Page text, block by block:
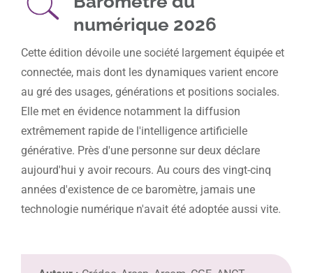
numérique 2026
Cette édition dévoile une société largement équipée et
connectée, mais dont les dynamiques varient encore
au gré des usages, générations et positions sociales.
Elle met en évidence notamment la diffusion
extrêmement rapide de l'intelligence artificielle
générative. Près d'une personne sur deux déclare
aujourd'hui y avoir recours. Au cours des vingt-cinq
années d'existence de ce baromètre, jamais une
technologie numérique n'avait été adoptée aussi vite.